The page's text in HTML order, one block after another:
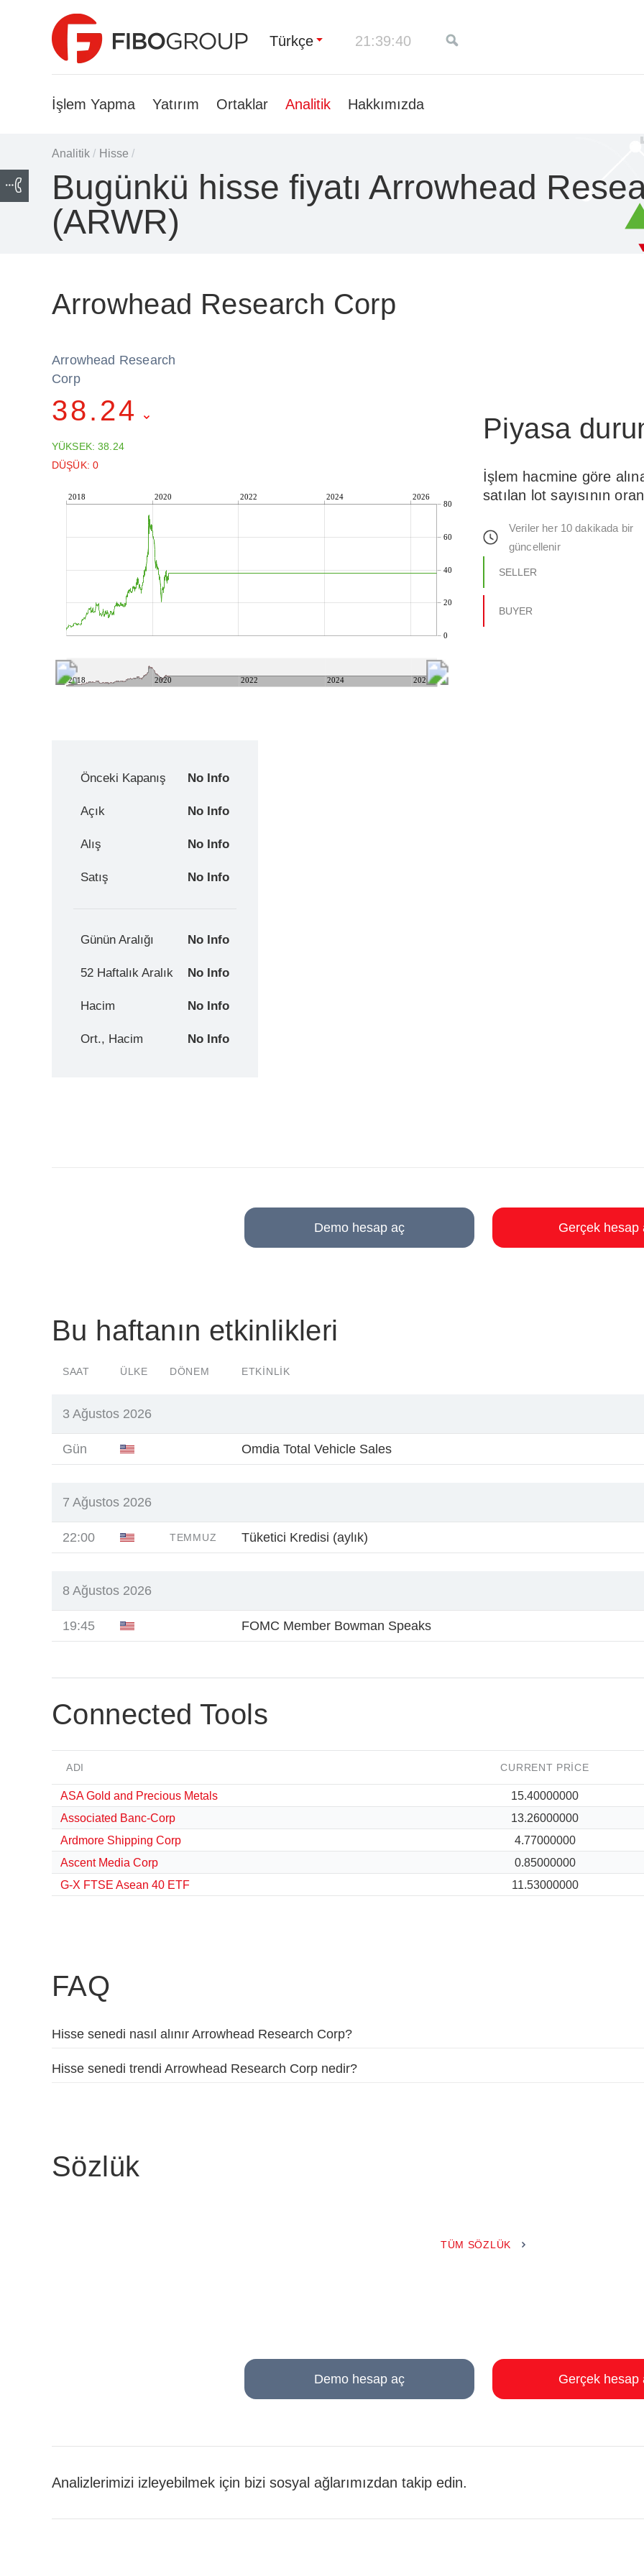
Türkçe 21:39:41
İşlem Yapma Yatırım Ortaklar Analitik Hakkımızda
Analitik / Hisse /
Bugünkü hisse fiyatı Arrowhead
(ARWR)
Arrowhead Research Corp
Arrowhead Research
Corp
38.24
YÜKSEK: 38.24
DÜŞÜK: 0
2018 2020 2022 2024 2026
0
20
40
60
80
2018 2020 2022 2024 2026
Piyasa
İşlem hacmine göre
satılan lot sayısının
Veriler her 10 dakikada bir
güncellenir
SELLER
BUYER
Önceki Kapanış No Info
Açık No Info
Alış No Info
Satış No Info
Günün Aralığı No Info
52 Haftalık Aralık No Info
Hacim No Info
Ort., Hacim No Info
Demo hesap aç Gerçek hesap
Bu haftanın etkinlikleri
SAAT ÜLKE DÖNEM ETKINLIK
3 Ağustos 2026
Gün Omdia Total Vehicle Sales
7 Ağustos 2026
22:00 TEMMUZ Tüketici Kredisi (aylık)
8 Ağustos 2026
19:45 FOMC Member Bowman Speaks
Connected Tools
ADI CURRENT PRICE
ASA Gold and Precious Metals
15.40000000
Associated Banc-Corp
13.26000000
Ardmore Shipping Corp
4.77000000
Ascent Media Corp
0.85000000
G-X FTSE Asean 40 ETF
11.53000000
FAQ
Hisse senedi nasıl alınır Arrowhead Research Corp?
Hisse senedi trendi Arrowhead Research Corp nedir?
Sözlük
TÜM SÖZLÜK
Demo hesap aç Gerçek hesap
Analizlerimizi izleyebilmek için bizi sosyal ağlarımızdan takip edin.